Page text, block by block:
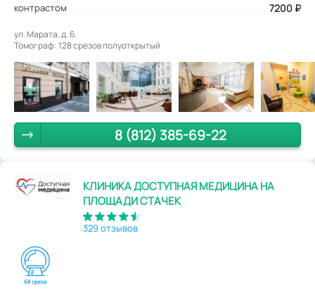
контрастом
7200 ₽
ул. Марата, д. 6.
Томограф: 128 срезов полуоткрытый
8 (812) 385-69-22
КЛИНИКА ДОСТУПНАЯ МЕДИЦИНА НА
ПЛОЩАДИ СТАЧЕК
329 отзывов